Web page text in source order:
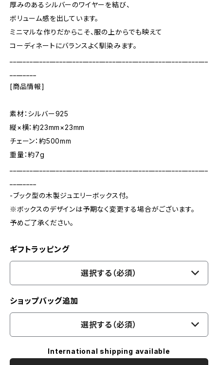
厚みのあるシルバーのワイヤーを結び、
ボリューム感を出しています。
ミニマルな作りだからこそ、服の上からでも映えて
コーディネートにバランスよく馴染みます。
[商品情報]
素材：シルバー925
縦×横：約23mm×23mm
チェーン：約500mm
重量：約7g
-ブック型の木製ジュエリーボックス付。
※ボックスのデザインは予期なく変更する場合がございます。
予めご了承ください。
ギフトラッピング
選択する（必須）
ショップバッグ追加
選択する（必須）
International shipping available